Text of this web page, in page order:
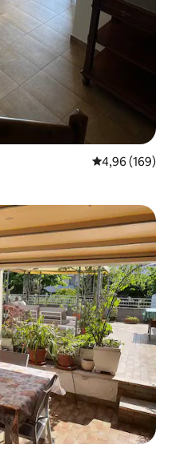
Prosečna
4,96 (169)